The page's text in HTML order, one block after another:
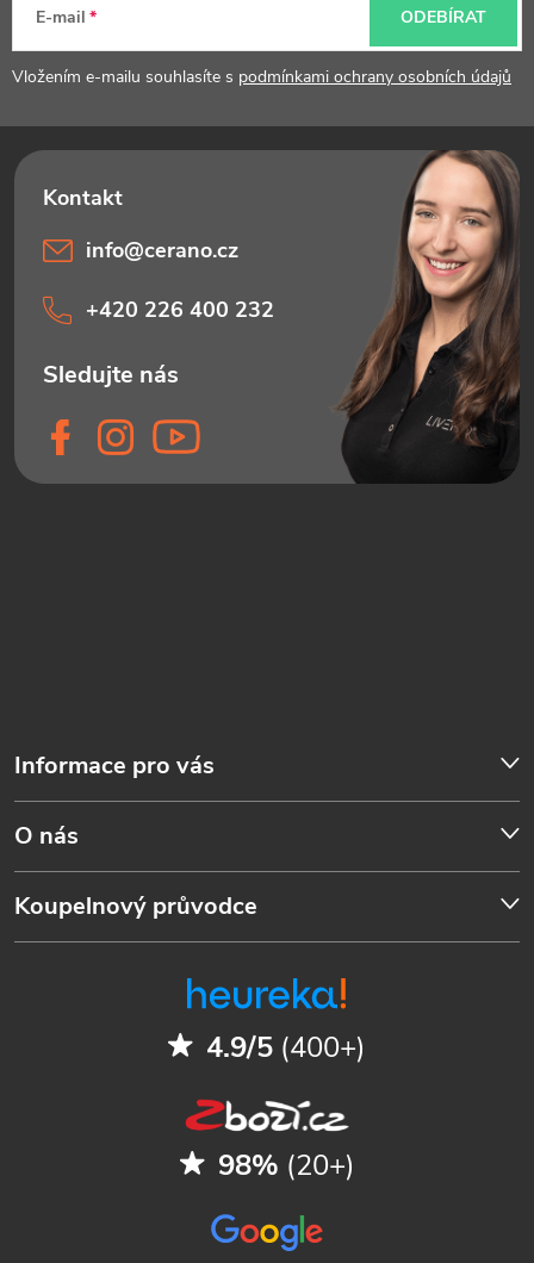
E-mail
Vložením e-mailu souhlasíte s podmínkami ochrany osobních údajů
ODEBÍRAT
Informace pro vás
O nás
Koupelnový průvodce
info@cerano.cz
+420 226 400 232
4.9/5 (400+)
98% (20+)